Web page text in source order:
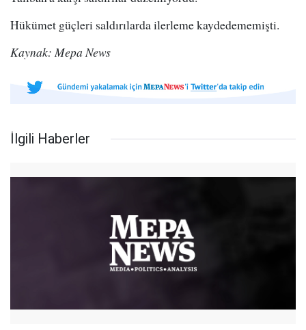
Hükümet güçleri saldırılarda ilerleme kaydedememişti.
Kaynak: Mepa News
İlgili Haberler